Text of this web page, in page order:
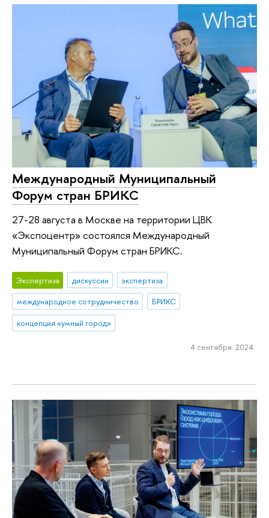
Международный Муниципальный
Форум стран БРИКС
27-28 августа в Москве на территории ЦВК
«Экспоцентр» состоялся Международный
Муниципальный Форум стран БРИКС.
Экспертиза дискуссии
экспертиза
международное сотрудничество
БРИКС
концепция «умный город»
4 сентября 2024